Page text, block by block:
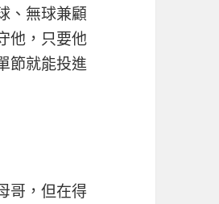
、無球兼顧
他，只要他
節就能投進
哥，但在得